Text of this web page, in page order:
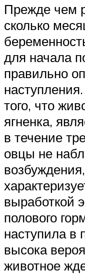
Прежде чем
сколько
для начала
правильно
того, что
ягненка,
в течение
овцы не
выработкой
полового
наступила в
высока
животное